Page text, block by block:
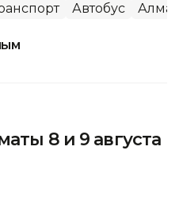
Автобус
8 и 9 августа